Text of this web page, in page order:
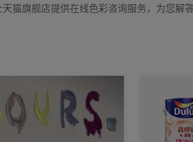
天猫旗舰店提供在线色彩咨询服务，为您解